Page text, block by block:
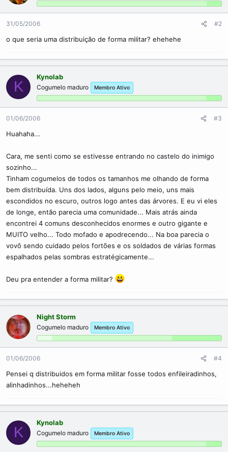
31/05/2006 #2
o que seria uma distribuição de forma militar? ehehehe
K
Kynolab
Cogumelo maduro Membro Ativo
01/06/2006 #3
Huahaha...
Cara, me senti como se estivesse entrando no castelo do inimigo
sozinho...
Tinham cogumelos de todos os tamanhos me olhando de forma
bem distribuída. Uns dos lados, alguns pelo meio, uns mais
escondidos no escuro, outros logo antes das árvores. E eu vi eles
de longe, então parecia uma comunidade... Mais atrás ainda
encontrei 4 comuns desconhecidos enormes e outro gigante e
MUITO velho... Todo mofado e apodrecendo... Na boa parecia o
vovô sendo cuidado pelos fortões e os soldados de várias formas
espalhados pelas sombras estratégicamente...
Deu pra entender a forma militar?
Night Storm
Cogumelo maduro Membro Ativo
01/06/2006 #4
Pensei q distribuidos em forma militar fosse todos enfileiradinhos,
alinhadinhos...heheheh
K
Kynolab
Cogumelo maduro Membro Ativo